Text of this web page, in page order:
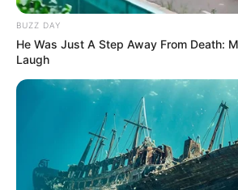
BUZZ DAY
He Was Just A Step Away From Death:
Laugh